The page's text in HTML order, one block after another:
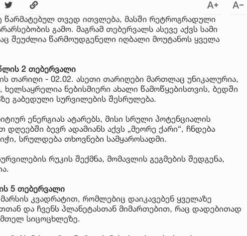
წარმატებულ თვედ ითვლება, მასში რეტროგრადული
გამო. მაგრამ თებერვალს ასევე აქვს სამი
შეუძლია წარმოუდგენელი იღბალი მოუტანოს ყველა
2 თებერვალი
თარიღი - 02.02. ასეთი თარიღები მართლაც უნიკალურია,
ხელსაყრელია ნებისმიერი ახალი წამოწყებისთვის, ბედში
გაბედული სურვილების შესრულება.
ენერგიას ატარებს, მისი სრული პოტენციალის
დღეებში ბევრ ადამიანს აქვს „მეორე ქარი“, ჩნდება
სრულდება თხოვნები სამყაროსადმი.
რუკის შექმნა, მომავლის გეგმების შედგენა,
5 თებერვალი
კვადრატით, რომლებიც დაიკავებენ ყველაზე
და ჩვენს პლანეტასთან მიმართებით, რაც დადებითად
მთელ სიცოცხლეზე.